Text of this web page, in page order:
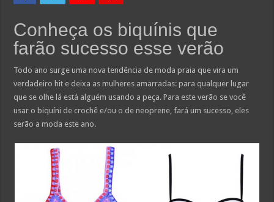
Conheça os biquínis que
farão sucesso esse verão
Todo ano surge uma nova tendência de moda praia que vira um
verdadeiro hit e deixa as mulheres amarradas: para qualquer lugar
que se olhe lá está alguém usando a peça. Para este verão se você
usar o biquíni de crochê e/ou o de neoprene, fará um sucesso, eles
serão a moda este ano.